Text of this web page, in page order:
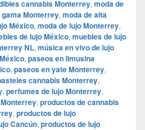
cannabis Monterrey, moda de
Monterrey, moda de alta
México, moda de lujo Monterrey,
de lujo México, muebles de lujo
NL, música en vivo de lujo
, paseos en limusina
, paseos en yate Monterrey,
cannabis Monterrey,
, perfumes de lujo Monterrey,
, productos de cannabis
, productos de lujo
Cancún, productos de lujo